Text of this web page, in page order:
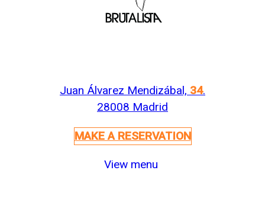
Juan Álvarez Mendizábal, 34.
28008 Madrid
MAKE A RESERVATION
View menu